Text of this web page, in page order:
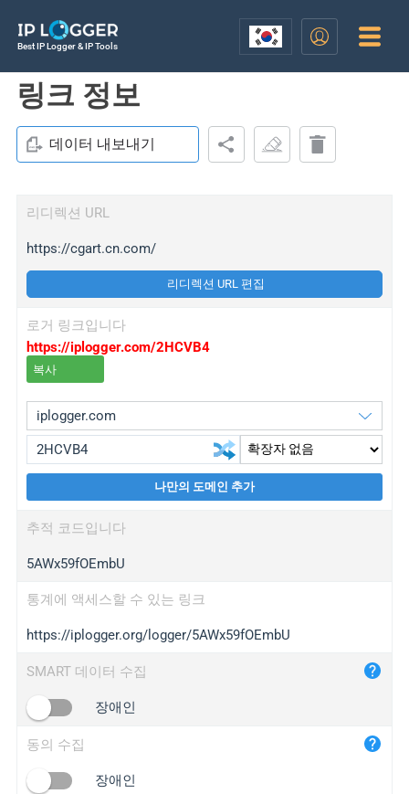
Best IP Logger & IP Tools
링크 정보
데이터 내보내기
리디렉션 URL
https://cgart.cn.com/
리디렉션 URL 편집
로거 링크입니다
https://iplogger.com/2HCVB4
복사
wl.gl
ed.tc
bc.ax
iplogger.com
maper.info
2no.co
yip.su
iplogger.info
나만의 도메인 추가
추적 코드입니다
5AWx59fOEmbU
통계에 액세스할 수 있는 링크
https://iplogger.org/logger/5AWx59fOEmbU
SMART 데이터 수집
장애인
동의 수집
장애인